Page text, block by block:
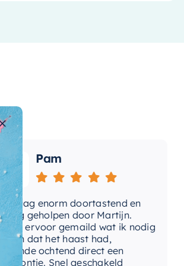
Pam
enorm doortastend en
geholpen door Martijn.
ervoor gemaild wat ik nodig
dat het haast had,
ochtend direct een
Snel geschakeld